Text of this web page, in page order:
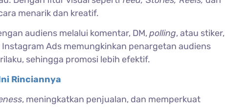
menarik dan kreatif.
audiens melalui komentar, DM,polling, atau stiker,
Ads memungkinkan penargetan audiens
sehingga promosi lebih efektif.
Rinciannya
, meningkatkan penjualan, dan memperkuat